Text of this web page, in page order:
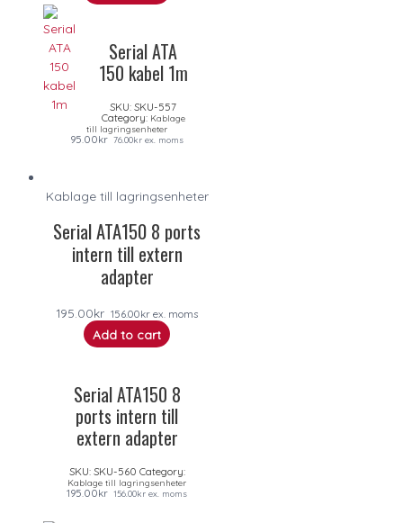
Serial ATA
150 kabel 1m
SKU:SKU-557
Category: Kablage
till lagringsenheter
95.00kr 76.00kr ex. moms
Kablage till lagringsenheter
Serial ATA150 8 ports
intern till extern
adapter
195.00kr 156.00kr ex. moms
Add to cart
Serial ATA150 8
ports intern till
extern adapter
SKU: SKU-560 Category:
Kablage till lagringsenheter
195.00kr 156.00kr ex. moms